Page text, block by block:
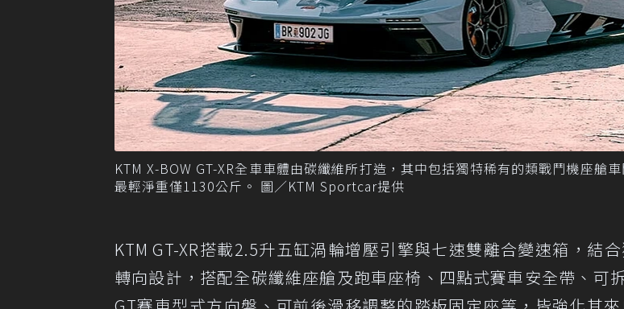
KTM X-BOW GT-XR全車車體由碳纖維所打造，其中包括獨特稀有的類戰鬥機座艙
最輕淨重僅1130公斤。 圖／KTM Sportcar提供
KTM GT-XR搭載2.5升五缸渦輪增壓引擎與七速雙離合變速箱，結
轉向設計，搭配全碳纖維座艙及跑車座椅、四點式賽車安全帶、可